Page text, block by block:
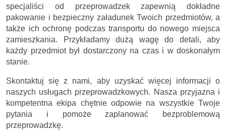
specjaliści od przeprowadzek zapewnią dokładne
pakowanie i bezpieczny załadunek Twoich przedmiotów, a
także ich ochronę podczas transportu do nowego miejsca
zamieszkania. Przykładamy dużą wagę do detali, aby
każdy przedmiot był dostarczony na czas i w doskonałym
stanie.
Skontaktuj się z nami, aby uzyskać więcej informacji o
naszych usługach przeprowadzkowych. Nasza przyjazna i
kompetentna ekipa chętnie odpowie na wszystkie Twoje
pytania i pomoże zaplanować bezproblemową
przeprowadzkę.